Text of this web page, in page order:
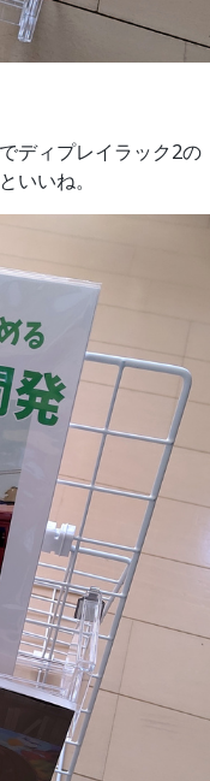
ディプレイラック2の
いいね。